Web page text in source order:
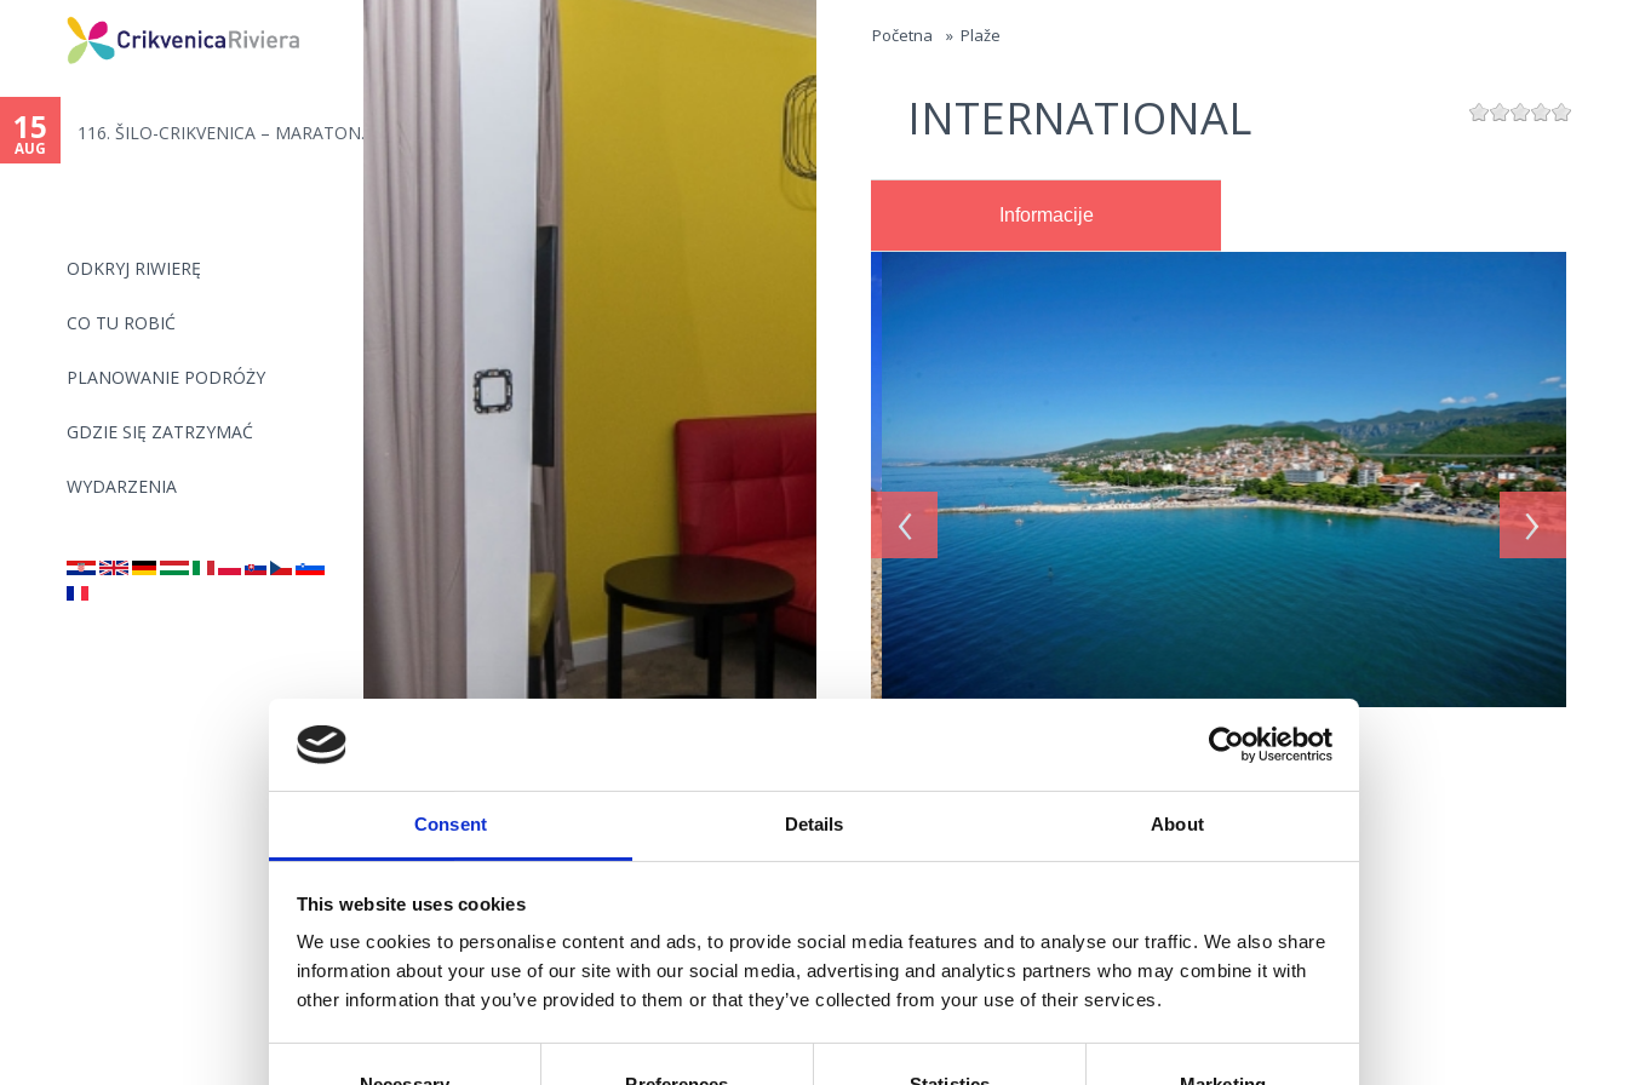
Consent Details About
This website uses cookies
We use cookies to personalise content and ads, to provide social media features and to analyse our traffic. We also share
information about your use of our site with our social media, advertising and analytics partners who may combine it with
other information that you’ve provided to them or that they’ve collected from your use of their services.
Jump to navigation
ODKRYJ RIWIERĘ
CO TU ROBIĆ
PLANOWANIE PODRÓŻY
GDZIE SIĘ ZATRZYMAĆ
WYDARZENIA
15
AUG
116. ŠILO-CRIKVENICA – MARATON...
are
here
Početna » Plaže
INTERNATIONAL
Informacije
‹ ›
Żwir
Šetalište Vladimira Nazora 16
Miejscowość:Crikvenica
Zakwaterowan
ie w Twoim
stylu